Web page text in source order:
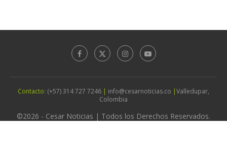
Contacto: (+57) 314 727 7246 info@cesarnoticias.co
Valledupar,
Colombia
©2026 - Cesar Noticias | Todos los Derechos Reservados.